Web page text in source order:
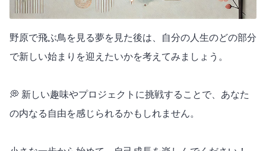
野原で飛ぶ鳥を見る夢を見た後は、自分の人生のどの部分
で新しい始まりを迎えたいかを考えてみましょう。
💭 新しい趣味やプロジェクトに挑戦することで、あなた
の内なる自由を感じられるかもしれません。